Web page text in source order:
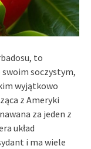
to
soczystym,
wyjątkowo
z Ameryki
za jeden z
układ
i ma wiele